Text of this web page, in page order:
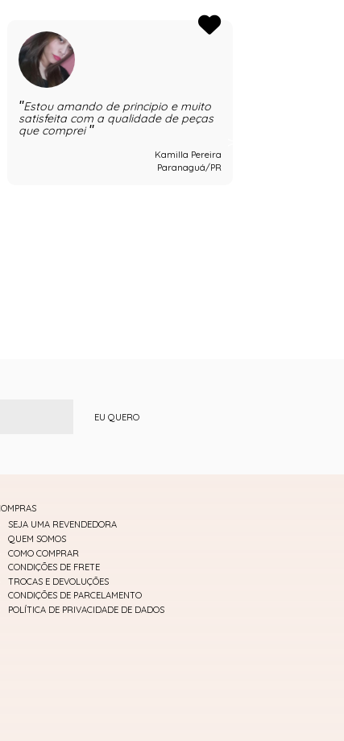
Estou amando de principio e muito
satisfeita com a qualidade de peças
que comprei
Kamilla Pereira
Paranaguá/PR
EU QUERO
SEJA UMA REVENDEDORA
QUEM SOMOS
COMO COMPRAR
CONDIÇÕES DE FRETE
TROCAS E DEVOLUÇÕES
CONDIÇÕES DE PARCELAMENTO
POLÍTICA DE PRIVACIDADE DE DADOS